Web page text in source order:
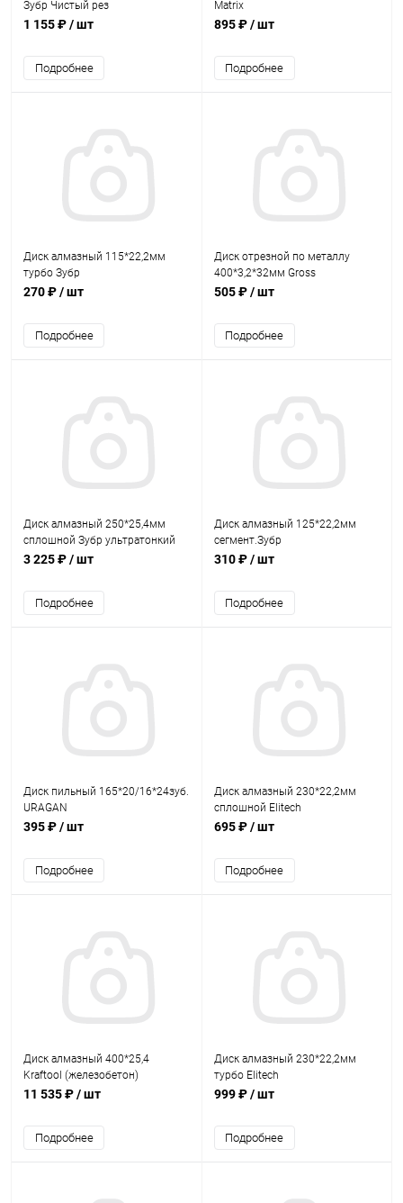
Зубр Чистый рез
1 155 ₽/ шт
Подробнее
Matrix
895 ₽/ шт
Подробнее
Диск алмазный 115*22,2мм
турбо Зубр
270 ₽/ шт
Подробнее
Диск отрезной по металлу
400*3,2*32мм Gross
505 ₽/ шт
Подробнее
Диск алмазный 250*25,4мм
сплошной Зубр ультратонкий
3 225 ₽/ шт
Подробнее
Диск алмазный 125*22,2мм
сегмент.Зубр
310 ₽/ шт
Подробнее
Диск пильный 165*20/16*24зуб.
URAGAN
395 ₽/ шт
Подробнее
Диск алмазный 230*22,2мм
сплошной Elitech
695 ₽/ шт
Подробнее
Диск алмазный 400*25,4
Kraftool (железобетон)
11 535 ₽/ шт
Подробнее
Диск алмазный 230*22,2мм
турбо Elitech
999 ₽/ шт
Подробнее